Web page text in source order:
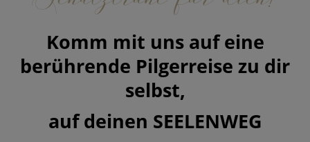
Komm mit uns auf eine
berührende Pilgerreise zu dir
selbst,
auf deinen SEELENWEG